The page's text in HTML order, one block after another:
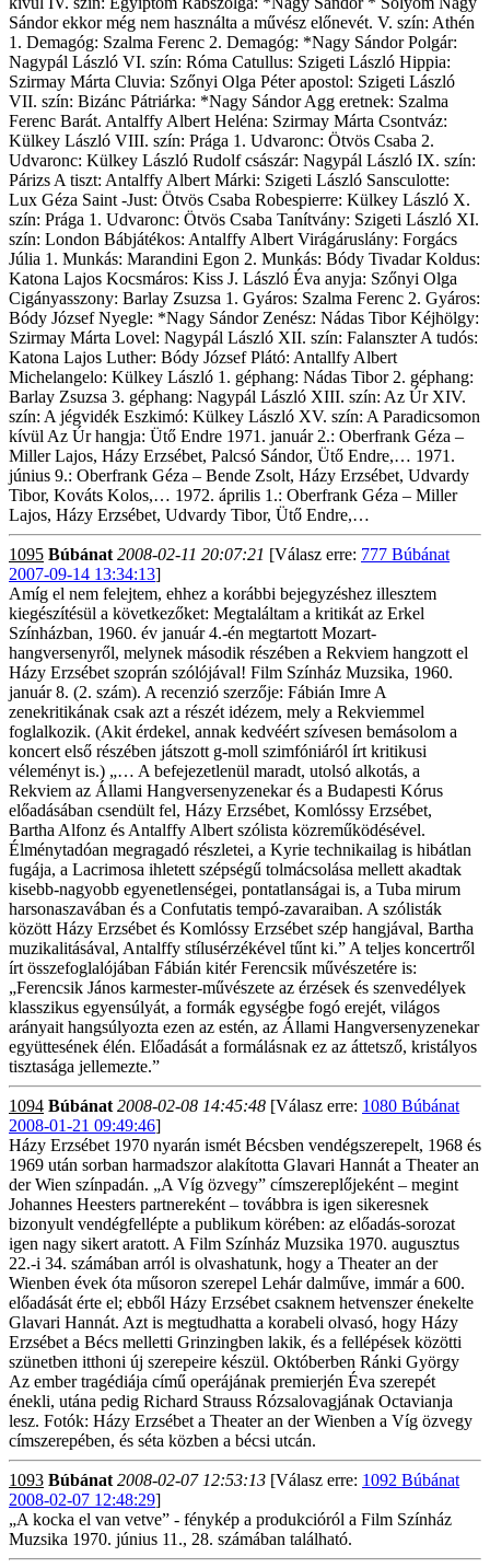
Sándor ekkor még nem használta a művész előnevét. V. szín: Athén
1. Demagóg: Szalma Ferenc 2. Demagóg: *Nagy Sándor Polgár:
Nagypál László VI. szín: Róma Catullus: Szigeti László Hippia:
Szirmay Márta Cluvia: Szőnyi Olga Péter apostol: Szigeti László
VII. szín: Bizánc Pátriárka: *Nagy Sándor Agg eretnek: Szalma
Ferenc Barát. Antalffy Albert Heléna: Szirmay Márta Csontváz:
Külkey László VIII. szín: Prága 1. Udvaronc: Ötvös Csaba 2.
Udvaronc: Külkey László Rudolf császár: Nagypál László IX. szín:
Párizs A tiszt: Antalffy Albert Márki: Szigeti László Sansculotte:
Lux Géza Saint -Just: Ötvös Csaba Robespierre: Külkey László X.
szín: Prága 1. Udvaronc: Ötvös Csaba Tanítvány: Szigeti László XI.
szín: London Bábjátékos: Antalffy Albert Virágáruslány: Forgács
Júlia 1. Munkás: Marandini Egon 2. Munkás: Bódy Tivadar Koldus:
Katona Lajos Kocsmáros: Kiss J. László Éva anyja: Szőnyi Olga
Cigányasszony: Barlay Zsuzsa 1. Gyáros: Szalma Ferenc 2. Gyáros:
Bódy József Nyegle: *Nagy Sándor Zenész: Nádas Tibor Kéjhölgy:
Szirmay Márta Lovel: Nagypál László XII. szín: Falanszter A tudós:
Katona Lajos Luther: Bódy József Plátó: Antallfy Albert
Michelangelo: Külkey László 1. géphang: Nádas Tibor 2. géphang:
Barlay Zsuzsa 3. géphang: Nagypál László XIII. szín: Az Úr XIV.
szín: A jégvidék Eszkimó: Külkey László XV. szín: A Paradicsomon
kívül Az Úr hangja: Ütő Endre 1971. január 2.: Oberfrank Géza –
Miller Lajos, Házy Erzsébet, Palcsó Sándor, Ütő Endre,… 1971.
június 9.: Oberfrank Géza – Bende Zsolt, Házy Erzsébet, Udvardy
Tibor, Kováts Kolos,… 1972. április 1.: Oberfrank Géza – Miller
Lajos, Házy Erzsébet, Udvardy Tibor, Ütő Endre,…
1095 Búbánat 2008-02-11 20:07:21 [Válasz erre: 777 Búbánat
2007-09-14 13:34:13]
Amíg el nem felejtem, ehhez a korábbi bejegyzéshez illesztem
kiegészítésül a következőket: Megtaláltam a kritikát az Erkel
Színházban, 1960. év január 4.-én megtartott Mozart-
hangversenyről, melynek második részében a Rekviem hangzott el
Házy Erzsébet szoprán szólójával! Film Színház Muzsika, 1960.
január 8. (2. szám). A recenzió szerzője: Fábián Imre A
zenekritikának csak azt a részét idézem, mely a Rekviemmel
foglalkozik. (Akit érdekel, annak kedvéért szívesen bemásolom a
koncert első részében játszott g-moll szimfóniáról írt kritikusi
véleményt is.) „… A befejezetlenül maradt, utolsó alkotás, a
Rekviem az Állami Hangversenyzenekar és a Budapesti Kórus
előadásában csendült fel, Házy Erzsébet, Komlóssy Erzsébet,
Bartha Alfonz és Antalffy Albert szólista közreműködésével.
Élménytadóan megragadó részletei, a Kyrie technikailag is hibátlan
fugája, a Lacrimosa ihletett szépségű tolmácsolása mellett akadtak
kisebb-nagyobb egyenetlenségei, pontatlanságai is, a Tuba mirum
harsonaszavában és a Confutatis tempó-zavaraiban. A szólisták
között Házy Erzsébet és Komlóssy Erzsébet szép hangjával, Bartha
muzikalitásával, Antalffy stílusérzékével tűnt ki.” A teljes koncertről
írt összefoglalójában Fábián kitér Ferencsik művészetére is:
„Ferencsik János karmester-művészete az érzések és szenvedélyek
klasszikus egyensúlyát, a formák egységbe fogó erejét, világos
arányait hangsúlyozta ezen az estén, az Állami Hangversenyzenekar
együttesének élén. Előadását a formálásnak ez az áttetsző, kristályos
tisztasága jellemezte.”
1094 Búbánat 2008-02-08 14:45:48 [Válasz erre: 1080 Búbánat
2008-01-21 09:49:46]
Házy Erzsébet 1970 nyarán ismét Bécsben vendégszerepelt, 1968 és
1969 után sorban harmadszor alakította Glavari Hannát a Theater an
der Wien színpadán. „A Víg özvegy” címszereplőjeként – megint
Johannes Heesters partnereként – továbbra is igen sikeresnek
bizonyult vendégfellépte a publikum körében: az előadás-sorozat
igen nagy sikert aratott. A Film Színház Muzsika 1970. augusztus
22.-i 34. számában arról is olvashatunk, hogy a Theater an der
Wienben évek óta műsoron szerepel Lehár dalműve, immár a 600.
előadását érte el; ebből Házy Erzsébet csaknem hetvenszer énekelte
Glavari Hannát. Azt is megtudhatta a korabeli olvasó, hogy Házy
Erzsébet a Bécs melletti Grinzingben lakik, és a fellépések közötti
szünetben itthoni új szerepeire készül. Októberben Ránki György
Az ember tragédiája című operájának premierjén Éva szerepét
énekli, utána pedig Richard Strauss Rózsalovagjának Octavianja
lesz. Fotók: Házy Erzsébet a Theater an der Wienben a Víg özvegy
címszerepében, és séta közben a bécsi utcán.
1093 Búbánat 2008-02-07 12:53:13 [Válasz erre: 1092 Búbánat
2008-02-07 12:48:29]
„A kocka el van vetve” - fénykép a produkcióról a Film Színház
Muzsika 1970. június 11., 28. számában található.